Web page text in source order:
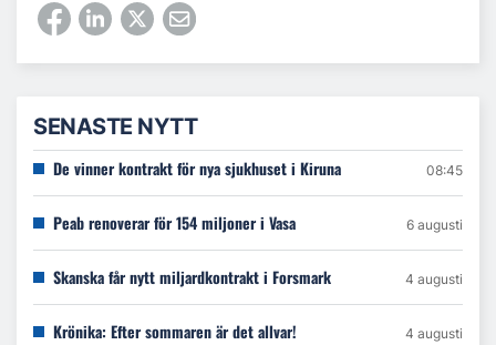
SENASTE NYTT
De vinner kontrakt för nya sjukhuset i Kiruna 08:45
Peab renoverar för 154 miljoner i Vasa 6 augusti
Skanska får nytt miljardkontrakt i Forsmark 4 augusti
Krönika: Efter sommaren är det allvar! 4 augusti